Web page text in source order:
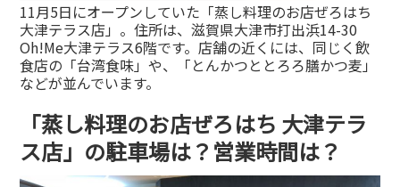
11月5日にオープンしていた「蒸し料理のお店ぜろはち
大津テラス店」。住所は、滋賀県大津市打出浜14-30
Oh!Me大津テラス6階です。店舗の近くには、同じく飲
食店の「台湾食味」や、「とんかつととろろ膳かつ麦」
などが並んでいます。
「蒸し料理のお店ぜろはち 大津テラ
ス店」の駐車場は？営業時間は？